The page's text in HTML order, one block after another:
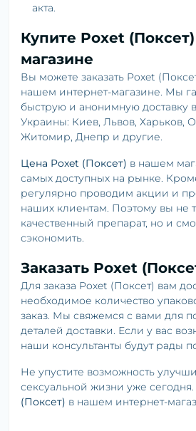
акта.
Купите Poxet
магазине
Вы можете заказать Poxet
нашем интернет-магазине. Мы
быструю и анонимную доставку
Украины: Киев, Львов, Харьков,
Житомир, Днепр и другие.
Цена Poxet (Поксет) в нашем
самых доступных на рынке.
регулярно проводим акции и
наших клиентам. Поэтому вы не
качественный препарат, но и
сэкономить.
Заказать Poxet
Для заказа Poxet (Поксет) вам
необходимое количество
заказ. Мы свяжемся с вами для
деталей доставки. Если у вас
наши консультанты будут рады
Не упустите возможность
сексуальной жизни уже сегодня.
(Поксет) в нашем интернет-